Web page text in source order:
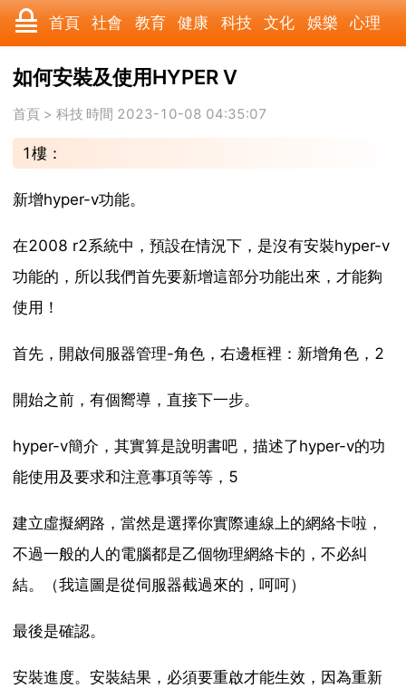
首頁 社會 教育 健康 科技 文化 娛樂 心理
數碼 汽車 美食 遊戲 時尚
科學 育兒 職場 歷史 體育 寵物
收藏
如何安裝及使用HYPER V
首頁 > 科技 時間 2023-10-08 04:35:07
1樓：
新增hyper-v功能。
在2008 r2系統中，預設在情況下，是沒有安裝hyper-v
功能的，所以我們首先要新增這部分功能出來，才能夠
使用！
首先，開啟伺服器管理-角色，右邊框裡：新增角色，2
開始之前，有個嚮導，直接下一步。
hyper-v簡介，其實算是說明書吧，描述了hyper-v的功
能使用及要求和注意事項等等，5
建立虛擬網路，當然是選擇你實際連線上的網絡卡啦，
不過一般的人的電腦都是乙個物理網絡卡的，不必糾
結。（我這圖是從伺服器截過來的，呵呵）
最後是確認。
安裝進度。安裝結果，必須要重啟才能生效，因為重新